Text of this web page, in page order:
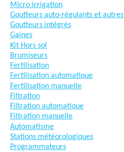
Micro irrigation
Goutteurs auto-régulants et autres
Goutteurs intégrés
Gaines
Kit Hors sol
Brumiseurs
Fertilisation
Fertilisation automatique
Fertilisation manuelle
Filtration
Filtration automatique
Filtration manuelle
Automatisme
Stations météorologiques
Programmateurs